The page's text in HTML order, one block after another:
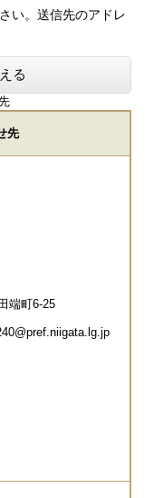
い。送信先のアドレ
る
先
端町6-25